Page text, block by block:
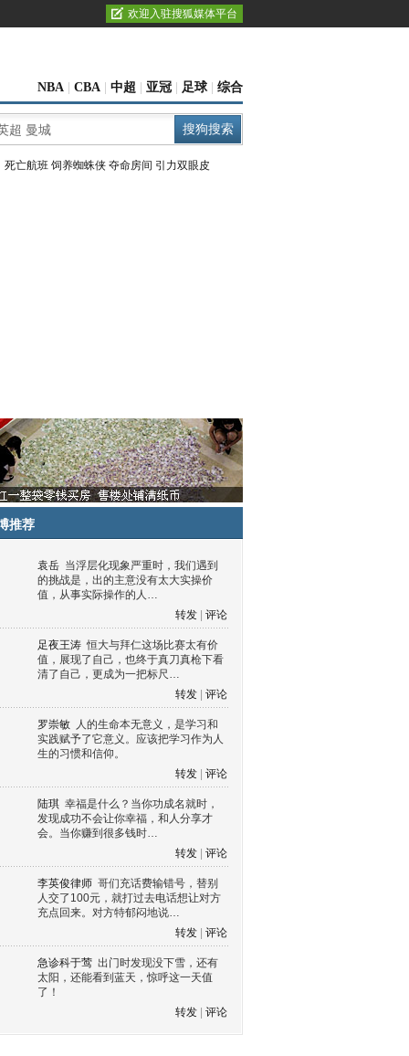
欢迎入驻搜狐媒体平台
NBA CBA 中超 亚冠 足球 综合
死亡航班 饲养蜘蛛侠 夺命房间 引力双眼皮
推荐
袁岳 当浮层化现象严重时，我们遇到
的挑战是，出的主意没有太大实操价
值，从事实际操作的人…
转发
评论
足夜王涛 恒大与拜仁这场比赛太有价
值，展现了自己，也终于真刀真枪下看
清了自己，更成为一把标尺…
转发
评论
罗崇敏 人的生命本无意义，是学习和
实践赋予了它意义。应该把学习作为人
生的习惯和信仰。
转发
评论
陆琪 幸福是什么？当你功成名就时，
发现成功不会让你幸福，和人分享才
会。当你赚到很多钱时…
转发
评论
李英俊律师 哥们充话费输错号，替别
人交了100元，就打过去电话想让对方
充点回来。对方特郁闷地说…
转发
评论
急诊科于莺 出门时发现没下雪，还有
太阳，还能看到蓝天，惊呼这一天值
了！
转发
评论